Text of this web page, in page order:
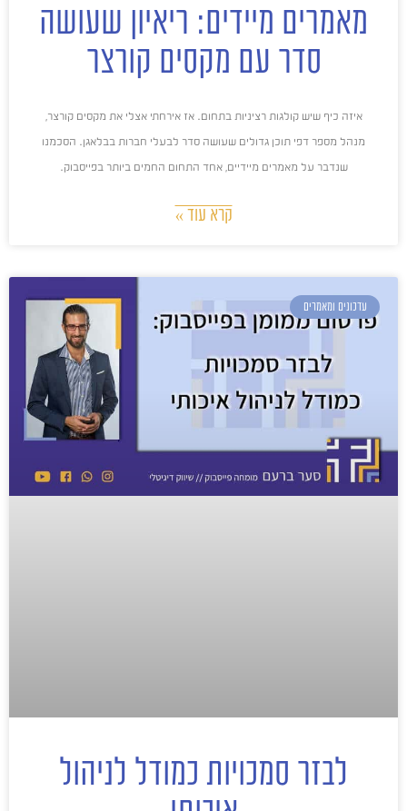
מאמרים מיידים: ריאיון שעושה
סדר עם מקסים קורצר
איזה כיף שיש קולגות רציניות בתחום. אז אירחתי אצלי את מקסים קורצר,
מנהל מספר דפי תוכן גדולים שעושה סדר לבעלי חברות בבלאגן. הסכמנו
שנדבר על מאמרים מיידיים, אחד התחום החמים ביותר בפייסבוק.
קרא עוד »
עדכונים ומאמרים
לבזר סמכויות כמודל לניהול